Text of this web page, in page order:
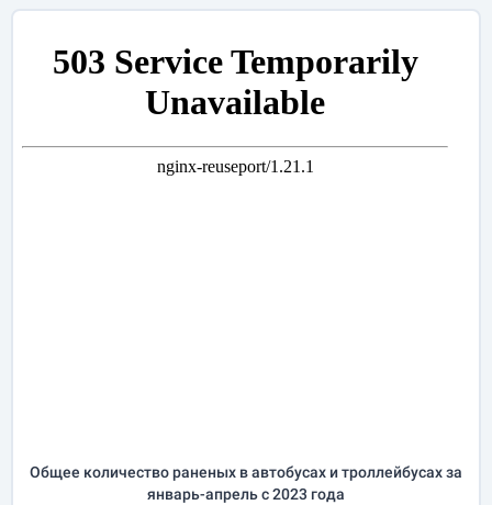
Общее количество раненых в автобусах и троллейбусах за
январь-апрельс 2023 года